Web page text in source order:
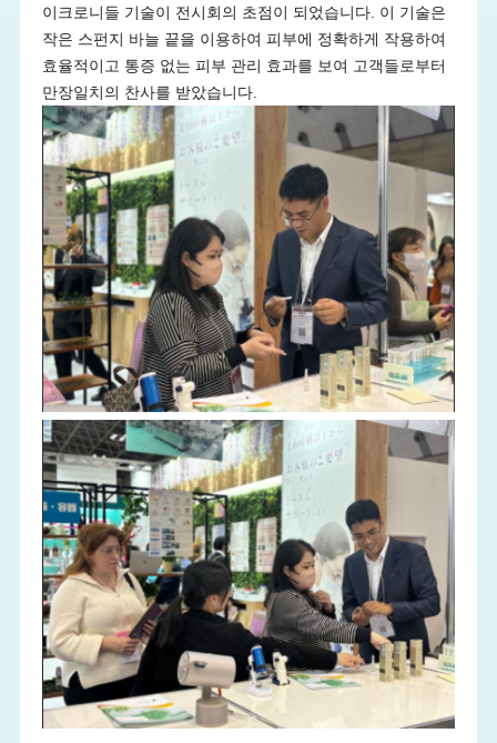
이크로니들 기술이 전시회의 초점이 되었습니다. 이 기술은
작은 스펀지 바늘 끝을 이용하여 피부에 정확하게 작용하여
효율적이고 통증 없는 피부 관리 효과를 보여 고객들로부터
만장일치의 찬사를 받았습니다.